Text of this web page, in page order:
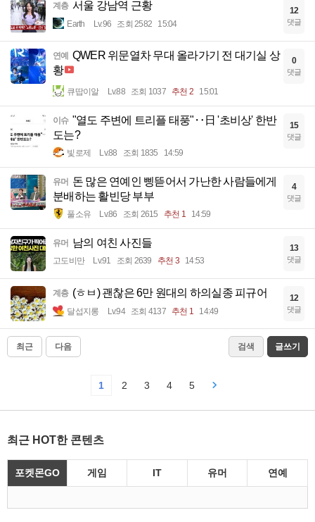
계층 서울 강남역 근황
Earth Lv.96 조회 2582 15:04
12
댓글
연예
QWER 위문열차 무대 올라가기 전 대기실 상
황
큐땁이알 Lv.88 조회 1037 추천 2 15:01
0
댓글
이슈 "열도 주변에 트리플 태풍"‥日 '초비상' 한반
도는?
빛로제 Lv.88 조회 1835 14:59
15
댓글
유머 돈 많은 연예인 삥뜯어서 가난한 사람들에게
분배하는 활빈당 부부
풀소유 Lv.86 조회 2615 추천 1 14:59
4
댓글
유머 남의 여친 사진들
고도비만 Lv.91 조회 2639 추천 3 14:53
13
댓글
계층 (ㅎㅂ) 괜찮은 6만 원대의 하의실종 피규어
달섭지롱 Lv.94 조회 4137 추천 1 14:49
12
댓글
최근 다음 검색 글쓰기
1 2 3 4 5
최근 HOT한 콘텐츠
포켓몬GO 게임 IT 유머 연예